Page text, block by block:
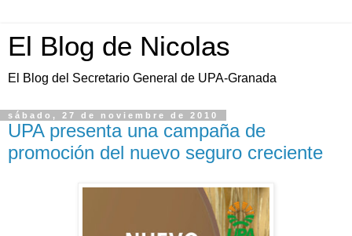
El Blog de Nicolas
El Blog del Secretario General de UPA-Granada
sábado, 27 de noviembre de 2010
UPA presenta una campaña de
promoción del nuevo seguro creciente